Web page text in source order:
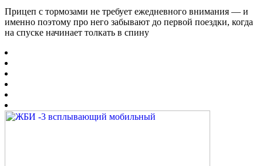
Прицеп с тормозами не требует ежедневного внимания — и
именно поэтому про него забывают до первой поездки, когда
на спуске начинает толкать в спину